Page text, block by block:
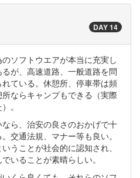
DAY 14
ソフトウエアが本当に充実し
が、高速道路、一般道路を問
ている。休憩所、停車帯は頻
ならキャンプもできる（実際
。
ら、治安の良さのおかげで十
交通法規、マナー等も良い。
うことが社会的に認知され、
いることが素晴らしい。